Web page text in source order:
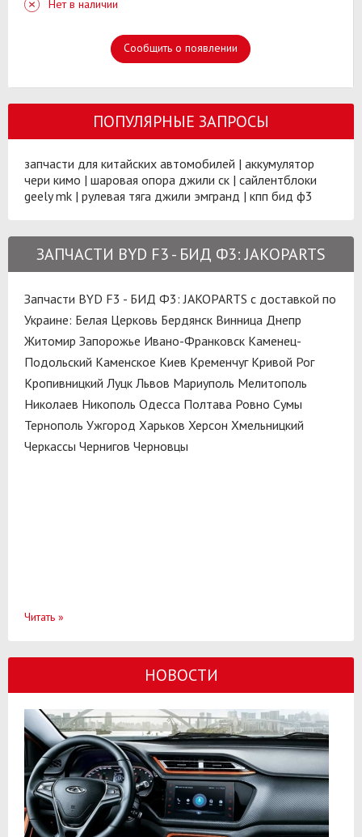
Нет в наличии
Сообщить о появлении
ПОПУЛЯРНЫЕ ЗАПРОСЫ
запчасти для китайских автомобилей | аккумулятор
чери кимо | шаровая опора джили ск | сайлентблоки
geely mk | рулевая тяга джили эмгранд | кпп бид ф3
ЗАПЧАСТИ BYD F3 - БИД Ф3: JAKOPARTS
Запчасти BYD F3 - БИД Ф3: JAKOPARTS с доставкой по
Украине: Белая Церковь Бердянск Винница Днепр
Житомир Запорожье Ивано-Франковск Каменец-
Подольский Каменское Киев Кременчуг Кривой Рог
Кропивницкий Луцк Львов Мариуполь Мелитополь
Николаев Никополь Одесса Полтава Ровно Сумы
Тернополь Ужгород Харьков Херсон Хмельницкий
Черкассы Чернигов Черновцы
Читать »
НОВОСТИ